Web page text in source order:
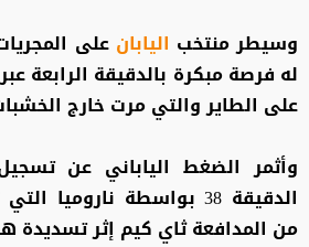
وسيطر منتخب اليابانعلى
له فرصة مبكرة بالدقيقة الرابعة
على الطاير والتي مرت خارج
وأثمر الضغط الياباني عن
الدقيقة 38 بواسطة ناروميا
من المدافعة ثاي كيم إثر تسديدة